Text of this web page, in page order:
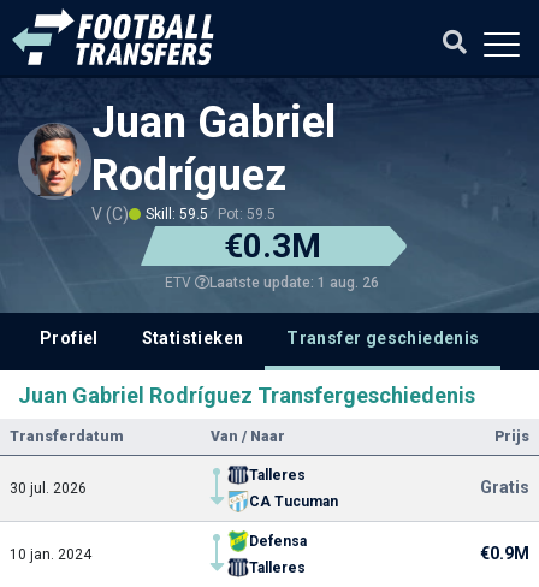
Juan Gabriel
Rodríguez
V (C) Skill: 59.5 Pot: 59.5
€0.3M
ETV Laatste update: 1 aug. 26
Profiel Statistieken Transfer geschiedenis
Juan Gabriel Rodríguez Transfergeschiedenis
Transferdatum Van / Naar Prijs
30 jul. 2026
Talleres
CA Tucuman
Gratis
10 jan. 2024
Defensa
Talleres
€0.9M